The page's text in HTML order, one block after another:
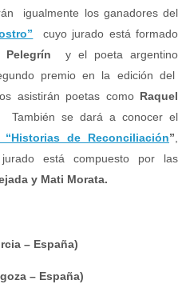
igualmente los ganadores del
cuyo jurado está formado
Pelegríny el poeta argentino
premio en la edición del
asistirán poetas como Raquel
. También se dará a conocer el
“Historias de Reconciliación”
está compuesto por las
y Mati Morata.
– España)
– España)